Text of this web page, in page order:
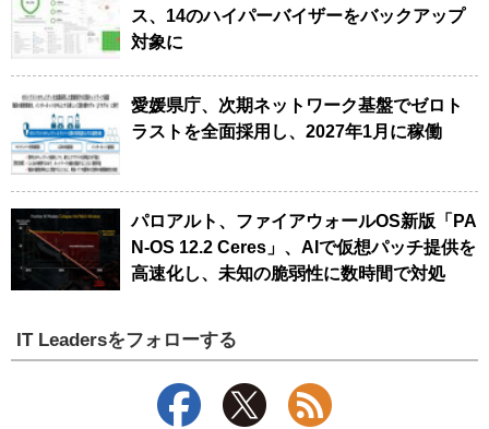
ス、14のハイパーバイザーをバックアップ
対象に
愛媛県庁、次期ネットワーク基盤でゼロト
ラストを全面採用し、2027年1月に稼働
パロアルト、ファイアウォールOS新版「PA
N-OS 12.2 Ceres」、AIで仮想パッチ提供を
高速化し、未知の脆弱性に数時間で対処
IT Leadersをフォローする